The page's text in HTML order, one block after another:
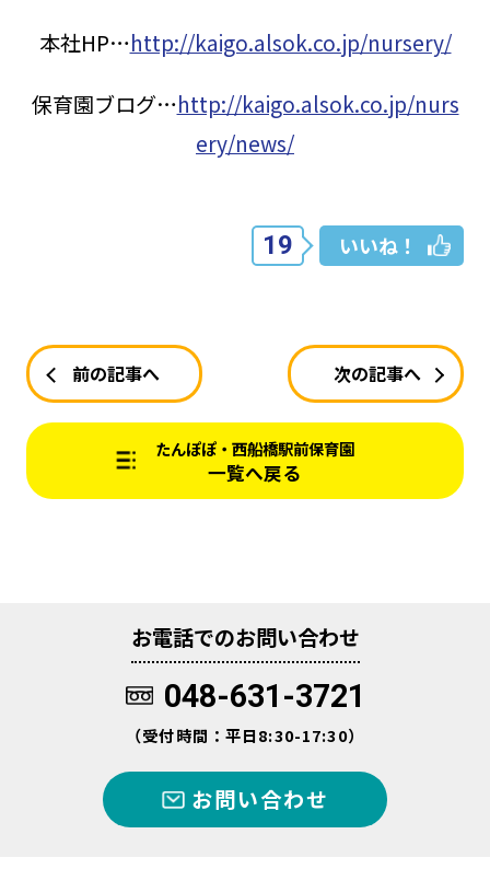
本社HP…http://kaigo.alsok.co.jp/nursery/
保育園ブログ…http://kaigo.alsok.co.jp/nurs
ery/news/
19 いいね！
前の記事へ 次の記事へ
たんぽぽ・西船橋駅前保育園
一覧へ戻る
お電話でのお問い合わせ
048-631-3721
（受付時間：平日8:30-17:30）
お問い合わせ